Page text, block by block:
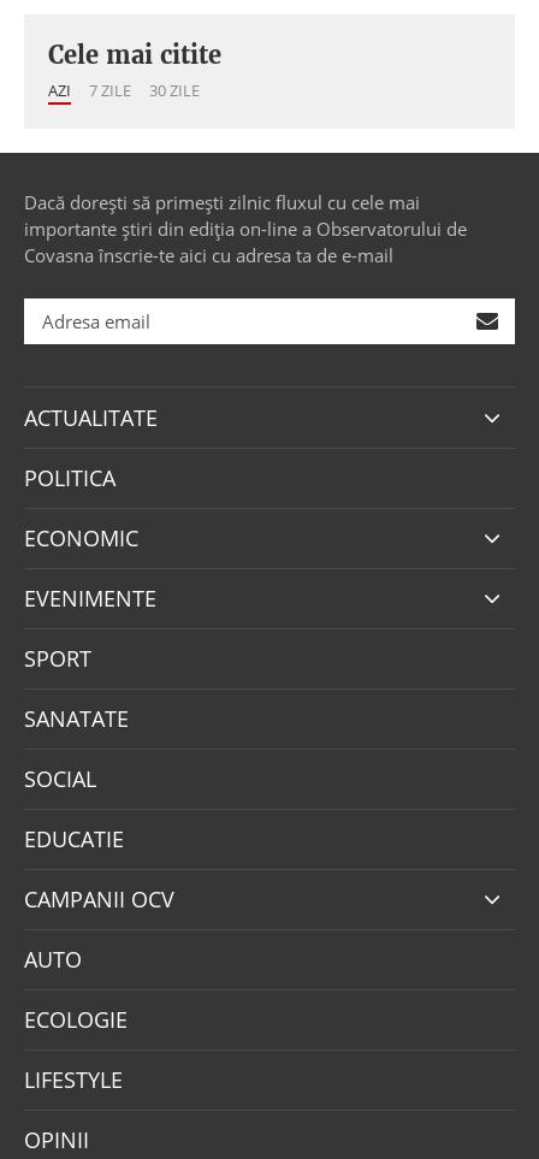
Cele mai citite
AZI 7 ZILE 30 ZILE
Dacă dorești să primești zilnic fluxul cu cele mai
importante știri din ediția on-line a Observatorului de
Covasna înscrie-te aici cu adresa ta de e-mail
ACTUALITATE
POLITICA
ECONOMIC
EVENIMENTE
SPORT
SANATATE
SOCIAL
EDUCATIE
CAMPANII OCV
AUTO
ECOLOGIE
LIFESTYLE
OPINII